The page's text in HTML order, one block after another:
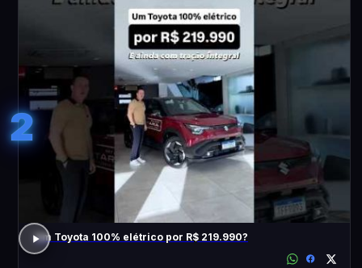
2
Um Toyota 100% elétrico por R$ 219.990?